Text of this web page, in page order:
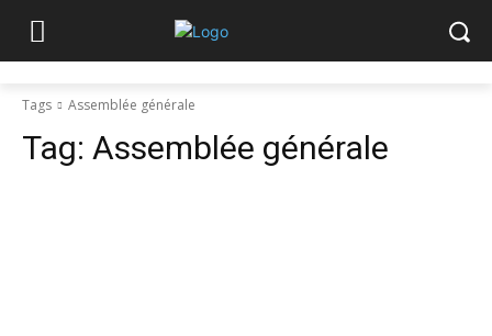
Tags Assemblée générale
Tag: Assemblée générale